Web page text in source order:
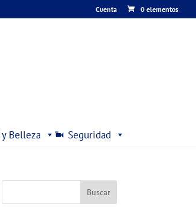
Cuenta 0 elementos
Belleza Seguridad